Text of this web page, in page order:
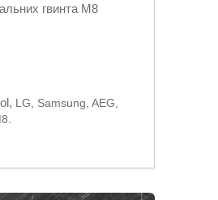
гвинта M8
LG, Samsung, AEG,